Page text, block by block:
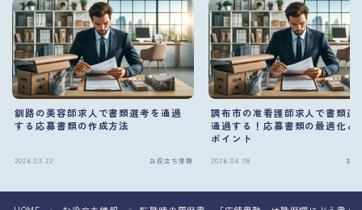
釧路の美容師求人で書類選考を通過
する応募書類の作成方法
2026.03.22 お役立ち情報
調布市の准看護師求人で書類選
通過する！応募書類の最適化と
ポイント
2026.04.08 お